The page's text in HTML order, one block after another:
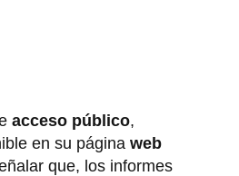
acceso público,
en su página web
que, los informes